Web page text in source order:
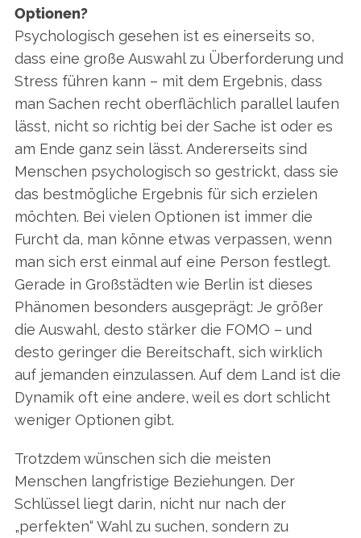
Optionen?
Psychologisch gesehen ist es einerseits so,
dass eine große Auswahl zu Überforderung und
Stress führen kann – mit dem Ergebnis, dass
man Sachen recht oberflächlich parallel laufen
lässt, nicht so richtig bei der Sache ist oder es
am Ende ganz sein lässt. Andererseits sind
Menschen psychologisch so gestrickt, dass sie
das bestmögliche Ergebnis für sich erzielen
möchten. Bei vielen Optionen ist immer die
Furcht da, man könne etwas verpassen, wenn
man sich erst einmal auf eine Person festlegt.
Gerade in Großstädten wie Berlin ist dieses
Phänomen besonders ausgeprägt: Je größer
die Auswahl, desto stärker die FOMO – und
desto geringer die Bereitschaft, sich wirklich
auf jemanden einzulassen. Auf dem Land ist die
Dynamik oft eine andere, weil es dort schlicht
weniger Optionen gibt.
Trotzdem wünschen sich die meisten
Menschen langfristige Beziehungen. Der
Schlüssel liegt darin, nicht nur nach der
„perfekten“ Wahl zu suchen, sondern zu